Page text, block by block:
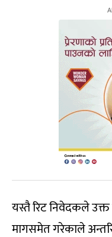
यस्तै रिट निवेदकले
मागसमेत गरेकाले